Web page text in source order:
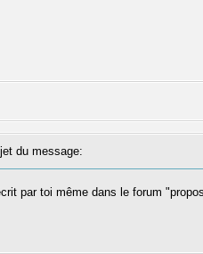
du message:
par toi même dans le forum